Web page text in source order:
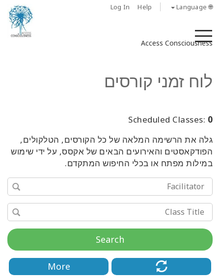
Log In Help 🌐 Language
Access Consciousness
לוח זמני קורסים
Scheduled Classes: 0
גלה את הרשימה המלאה של כל הקורסים, הטלקולים,
הפודקאסטים והאירועים הבאים של אקסס, על ידי שימוש
במילות מפתח או בכלי החיפוש המתקדם.
Search
More